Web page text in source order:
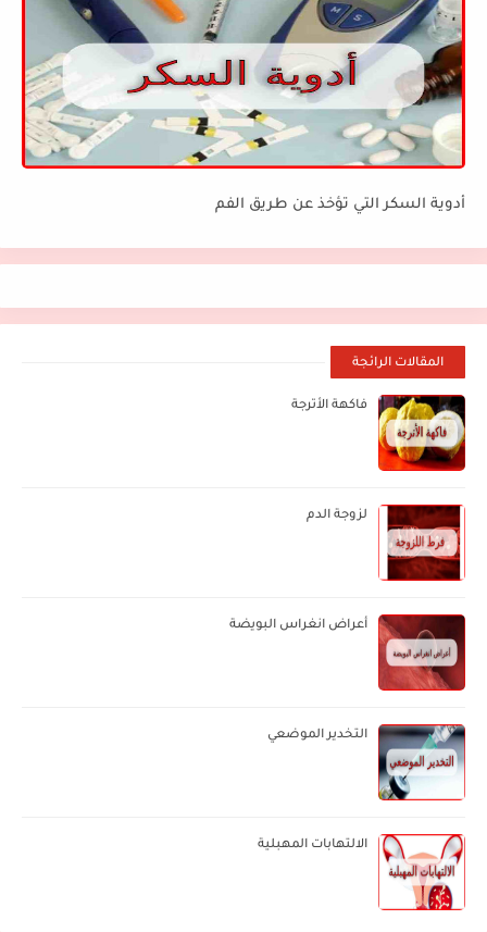
أدوية السكر التي تؤخذ عن طريق الفم
المقالات الرائجة
فاكهة الأترجة
لزوجة الدم
أعراض انغراس البويضة
التخدير الموضعي
الالتهابات المهبلية